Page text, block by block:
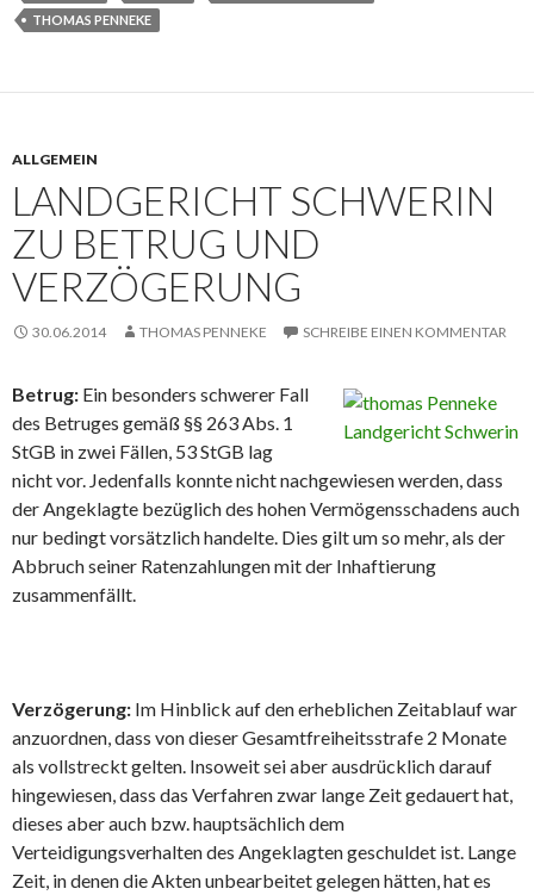
THOMAS PENNEKE
ALLGEMEIN
LANDGERICHT SCHWERIN
ZU BETRUG UND
VERZÖGERUNG
30.06.2014 THOMAS PENNEKE SCHREIBE EINEN KOMMENTAR
Betrug: Ein besonders schwerer Fall
des Betruges gemäß §§ 263 Abs. 1
StGB in zwei Fällen, 53 StGB lag
nicht vor. Jedenfalls konnte nicht nachgewiesen werden, dass
der Angeklagte bezüglich des hohen Vermögensschadens auch
nur bedingt vorsätzlich handelte. Dies gilt um so mehr, als der
Abbruch seiner Ratenzahlungen mit der Inhaftierung
zusammenfällt.
Verzögerung: Im Hinblick auf den erheblichen Zeitablauf war
anzuordnen, dass von dieser Gesamtfreiheitsstrafe 2 Monate
als vollstreckt gelten. Insoweit sei aber ausdrücklich darauf
hingewiesen, dass das Verfahren zwar lange Zeit gedauert hat,
dieses aber auch bzw. hauptsächlich dem
Verteidigungsverhalten des Angeklagten geschuldet ist. Lange
Zeit, in denen die Akten unbearbeitet gelegen hätten, hat es